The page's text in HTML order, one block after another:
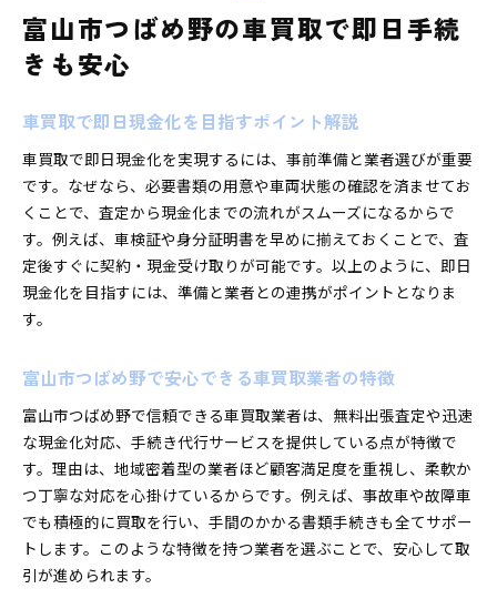
車買取リストを使った高価売却のコツと実例
複数の車買取業者を比較するメリットと方法
口コミやランキング情報を活かした業者選び
中古車買取相場表の見方と活用のポイント
車買取リストを賢く使って即日売却の成功へ
故障車の売却もスムーズに進める方法とは
故障車も車買取で高価売却を狙うための手順
車買取で動かない車を売る際の注意点
廃車買取を車買取で依頼する場合の流れ
即日対応が魅力の車買取サービスとは
車買取相場表を活かした納得の査定ポイント
車買取相場表で適正価格を見極めるコツ
中古車買取相場表の活用で査定額アップ
車買取で最高値を狙うための比較術
納得できる車買取を実現するポイント解説
口コミも参考にした車買取相場の見方
富山市つばめ野の車買取で即日手続
きも安心
車買取で即日現金化を目指すポイント解説
車買取で即日現金化を実現するには、事前準備と業者選びが重要
です。なぜなら、必要書類の用意や車両状態の確認を済ませてお
くことで、査定から現金化までの流れがスムーズになるからで
す。例えば、車検証や身分証明書を早めに揃えておくことで、査
定後すぐに契約・現金受け取りが可能です。以上のように、即日
現金化を目指すには、準備と業者との連携がポイントとなりま
す。
富山市つばめ野で安心できる車買取業者の特徴
富山市つばめ野で信頼できる車買取業者は、無料出張査定や迅速
な現金化対応、手続き代行サービスを提供している点が特徴で
す。理由は、地域密着型の業者ほど顧客満足度を重視し、柔軟か
つ丁寧な対応を心掛けているからです。例えば、事故車や故障車
でも積極的に買取を行い、手間のかかる書類手続きも全てサポー
トします。このような特徴を持つ業者を選ぶことで、安心して取
引が進められます。